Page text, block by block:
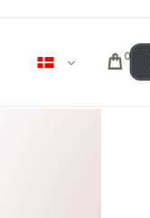
0